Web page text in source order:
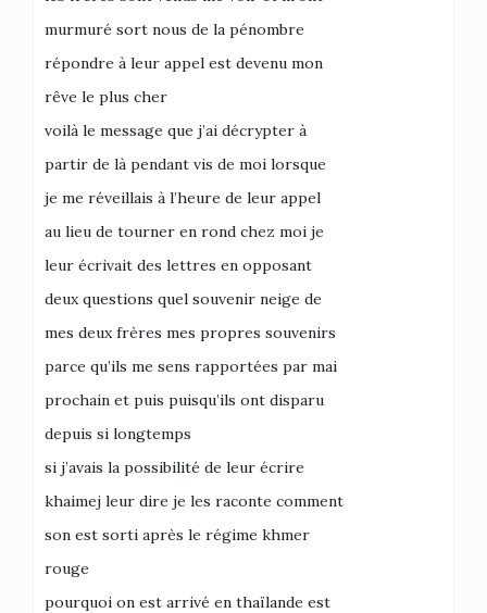
murmuré sort nous de la pénombre
répondre à leur appel est devenu mon
rêve le plus cher
voilà le message que j’ai décrypter à
partir de là pendant vis de moi lorsque
je me réveillais à l’heure de leur appel
au lieu de tourner en rond chez moi je
leur écrivait des lettres en opposant
deux questions quel souvenir neige de
mes deux frères mes propres souvenirs
parce qu’ils me sens rapportées par mai
prochain et puis puisqu’ils ont disparu
depuis si longtemps
si j’avais la possibilité de leur écrire
khaimej leur dire je les raconte comment
son est sorti après le régime khmer
rouge
pourquoi on est arrivé en thaïlande est